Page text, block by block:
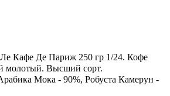
Кафе Де Париж 250 гр 1/24. Кофе
молотый. Высший сорт.
Мока - 90%, Робуста Камерун -